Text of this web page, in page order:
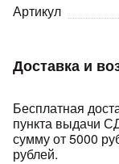
Доставка и
Бесплатная
пункта выдачи
сумму от 5000
рублей.
Артикул